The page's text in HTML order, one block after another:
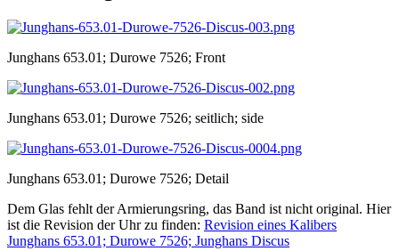
Junghans 653.01; Durowe 7526; Front
Junghans 653.01; Durowe 7526; seitlich; side
Junghans 653.01; Durowe 7526; Detail
Dem Glas fehlt der Armierungsring, das Band ist nicht original. Hier
ist die Revision der Uhr zu finden: Revision eines Kalibers
Junghans 653.01; Durowe 7526; Junghans Discus